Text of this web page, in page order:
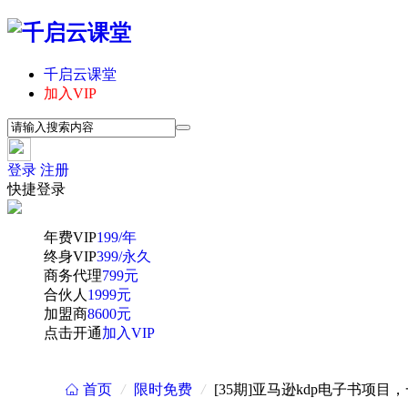
千启云课堂
加入VIP
登录 注册
快捷登录
年费VIP199/年
终身VIP399/永久
商务代理799元
合伙人 1999元
加盟商8600元
点击开通加入VIP
 首页 / 限时免费 / [35期]亚马逊kdp电子书项目